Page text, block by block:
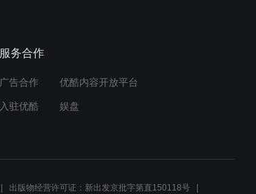
服务合作
广告合作 优酷内容开放平台
入驻优酷 娱盘
出版物经营许可证：新出发京批字第直150118号